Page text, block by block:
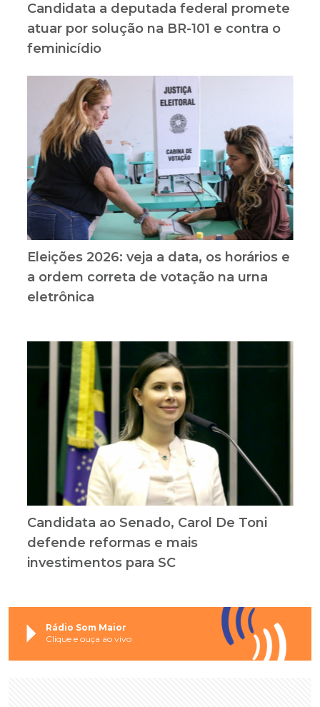
Candidata a deputada federal promete
atuar por solução na BR-101 e contra o
feminicídio
Eleições 2026: veja a data, os horários e
a ordem correta de votação na urna
eletrônica
Candidata ao Senado, Carol De Toni
defende reformas e mais
investimentos para SC
Rádio Som Maior
Clique e ouça ao vivo